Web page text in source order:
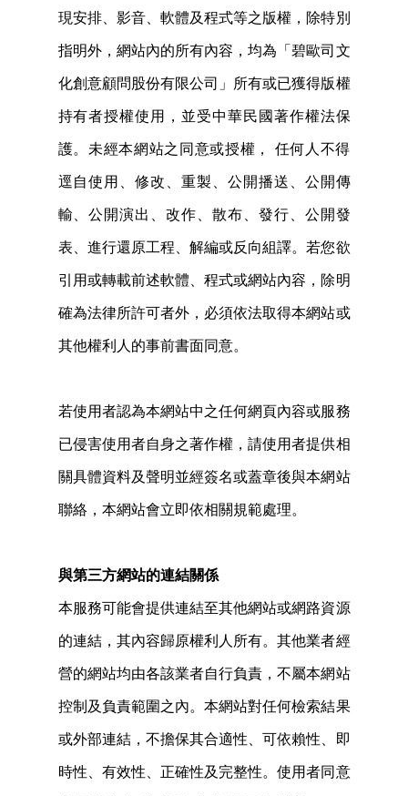
現安排、影音、軟體及程式等之版權，除特別
指明外，網站內的所有內容，均為「碧歐司文
化創意顧問股份有限公司」所有或已獲得版權
持有者授權使用，並受中華民國著作權法保
護。未經本網站之同意或授權， 任何人不得
逕自使用、修改、重製、公開播送、公開傳
輸、公開演出、改作、散布、發行、公開發
表、進行還原工程、解編或反向組譯。若您欲
引用或轉載前述軟體、程式或網站內容，除明
確為法律所許可者外，必須依法取得本網站或
其他權利人的事前書面同意。
若使用者認為本網站中之任何網頁內容或服務
已侵害使用者自身之著作權，請使用者提供相
關具體資料及聲明並經簽名或蓋章後與本網站
聯絡，本網站會立即依相關規範處理。
與第三方網站的連結關係
本服務可能會提供連結至其他網站或網路資源
的連結，其內容歸原權利人所有。其他業者經
營的網站均由各該業者自行負責，不屬本網站
控制及負責範圍之內。本網站對任何檢索結果
或外部連結，不擔保其合適性、可依賴性、即
時性、有效性、正確性及完整性。使用者同意